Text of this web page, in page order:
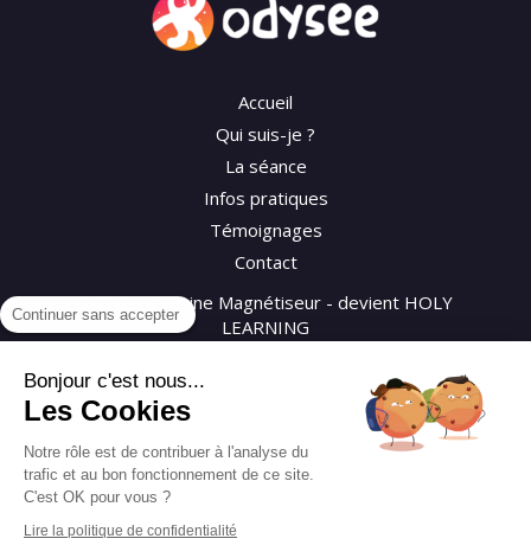
Accueil
Qui suis-je ?
La séance
Infos pratiques
Témoignages
Contact
©2026 Séverine Magnétiseur - devient HOLY
LEARNING
CGV
Politique de confidentialité
Continuer sans accepter
Bonjour c'est nous...
Les Cookies
Notre rôle est de contribuer à l'analyse du
trafic et au bon fonctionnement de ce site.
C'est OK pour vous ?
Lire la politique de confidentialité